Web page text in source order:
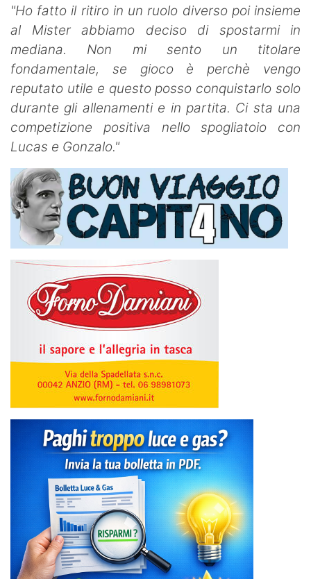
"Ho fatto il ritiro in un ruolo diverso poi insieme
al Mister abbiamo deciso di spostarmi in
mediana. Non mi sento un titolare
fondamentale, se gioco è perchè vengo
reputato utile e questo posso conquistarlo solo
durante gli allenamenti e in partita. Ci sta una
competizione positiva nello spogliatoio con
Lucas e Gonzalo."